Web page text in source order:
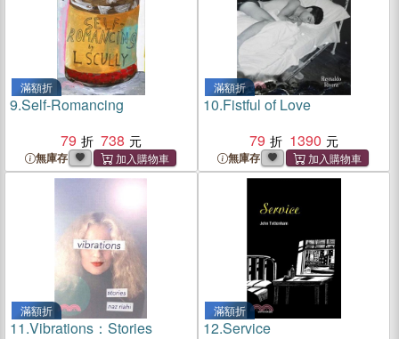
滿額折
9.Self-Romancing
79
738
無庫存
滿額折
10.Fistful of Love
79
1390
無庫存
滿額折
11.Vibrations：Stories
滿額折
12.Service